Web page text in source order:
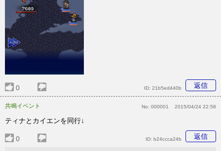
0 返信
ID: 21b5ed440b
共鳴イベント No: 000001 2015/04/24 22:58
ティナとカイエンを同行↓
0 返信
ID: b24ccca24b